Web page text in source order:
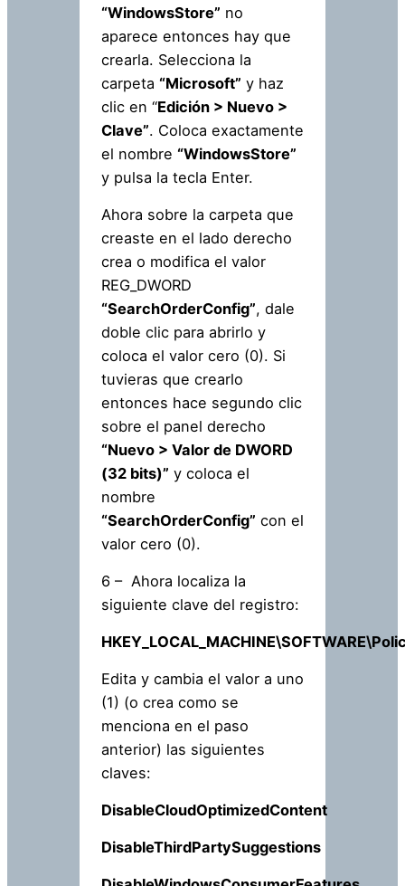
“WindowsStore” no
aparece entonces hay que
crearla. Selecciona la
carpeta “Microsoft” y haz
clic en “Edición > Nuevo >
Clave”. Coloca exactamente
el nombre “WindowsStore”
y pulsa la tecla Enter.
Ahora sobre la carpeta que
creaste en el lado derecho
crea o modifica el valor
REG_DWORD
“SearchOrderConfig”, dale
doble clic para abrirlo y
coloca el valor cero (0). Si
tuvieras que crearlo
entonces hace segundo clic
sobre el panel derecho
“Nuevo > Valor de DWORD
(32 bits)” y coloca el
nombre
“SearchOrderConfig” con el
valor cero (0).
6 – Ahora localiza la
siguiente clave del registro:
Edita y cambia el valor a uno
(1) (o crea como se
menciona en el paso
anterior) las siguientes
claves:
DisableCloudOptimizedContent
DisableThirdPartySuggestions